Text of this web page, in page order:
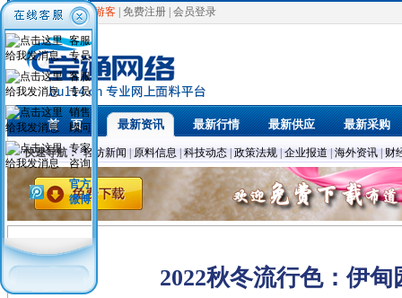
欢迎光临，游客 免费注册 会员登录
首 页 最新资讯 最新行情 最新供应 最新采购
快速导航： 轻纺新闻 原料信息 科技动态 政策法规 企业报道 海外资讯 财
2022秋冬流行色：伊甸
客服
专员
客服
专员
销售
顾问
专家
咨询
官方
微博